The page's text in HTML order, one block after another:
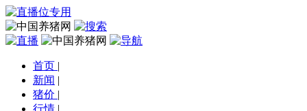
首页 |
新闻 |
猪价 |
行情 |